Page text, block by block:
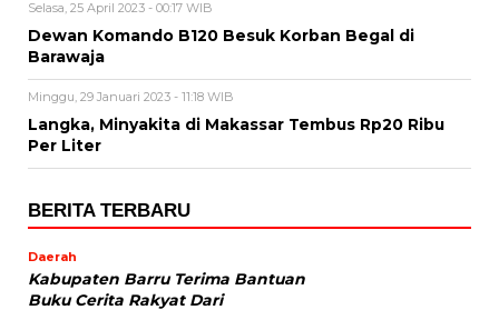
Selasa, 25 April 2023 - 00:17 WIB
Dewan Komando B120 Besuk Korban Begal di
Barawaja
Minggu, 29 Januari 2023 - 11:18 WIB
Langka, Minyakita di Makassar Tembus Rp20 Ribu
Per Liter
BERITA TERBARU
Daerah
Kabupaten Barru Terima Bantuan
Buku Cerita Rakyat Dari